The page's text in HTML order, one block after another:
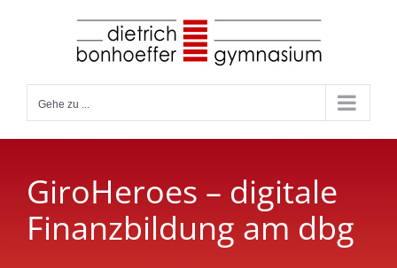
Gehe zu ...
GiroHeroes – digitale
Finanzbildung am dbg